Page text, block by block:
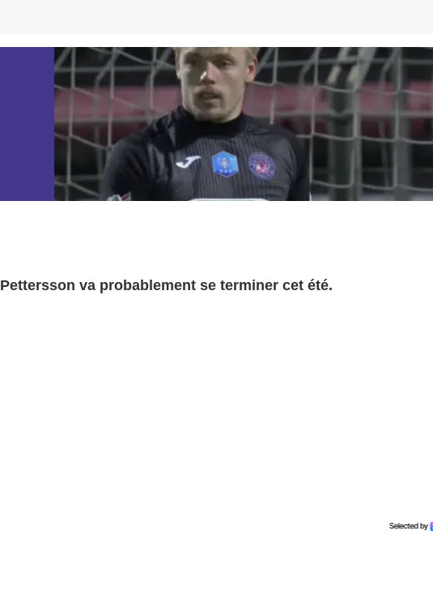
va probablement se terminer cet été.